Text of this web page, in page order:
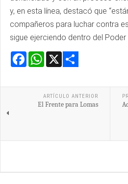
y, en esta línea, destacó que
compañeros para luchar contra
sigue ejerciendo dentro del Poder
Facebook
WhatsApp
ARTÍCULO ANTERIOR
El Frente para Lomas